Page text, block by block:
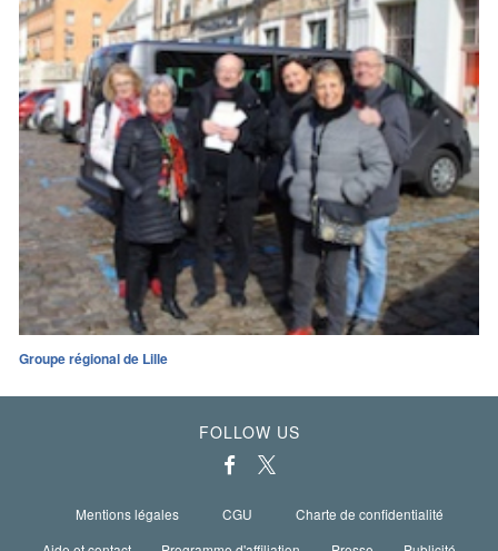
Groupe régional de Lille
FOLLOW US
Mentions légales CGU
Charte de confidentialité